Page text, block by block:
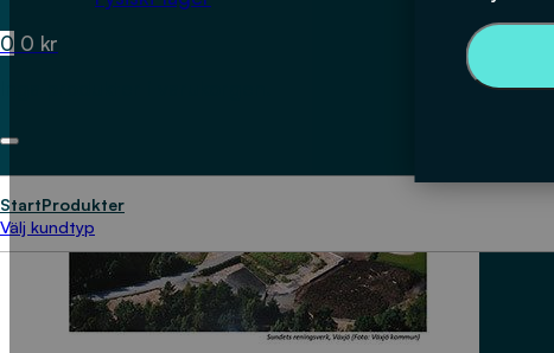
0 0 kr
StartProdukter
Välj kundtyp